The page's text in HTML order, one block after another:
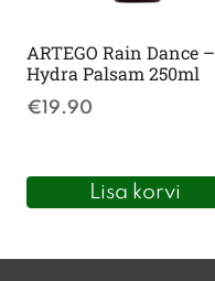
ARTEGO Rain Dance –
Hydra Palsam 250ml
€19.90
Lisa korvi